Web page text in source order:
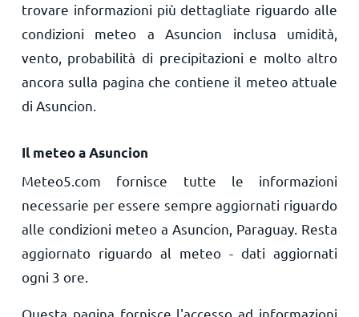
trovare informazioni più dettagliate riguardo alle
condizioni meteo a Asuncion inclusa umidità,
vento, probabilità di precipitazioni e molto altro
ancora sulla pagina che contiene il meteo attuale
di Asuncion.
Il meteo a Asuncion
Meteo5.com fornisce tutte le informazioni
necessarie per essere sempre aggiornati riguardo
alle condizioni meteo a Asuncion, Paraguay. Resta
aggiornato riguardo al meteo - dati aggiornati
ogni 3 ore.
Questa pagina fornisce l'accesso ad informazioni